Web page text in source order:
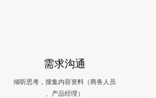
需求沟通
倾听思考，搜集内容资料（商务人员
、产品经理）